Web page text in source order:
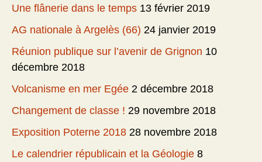
Une flânerie dans le temps 13 février 2019
AG nationale à Argelès (66) 24 janvier 2019
Réunion publique sur l’avenir de Grignon 10
décembre 2018
Volcanisme en mer Egée 2 décembre 2018
Changement de classe ! 29 novembre 2018
Exposition Poterne 2018 28 novembre 2018
Le calendrier républicain et la Géologie 8